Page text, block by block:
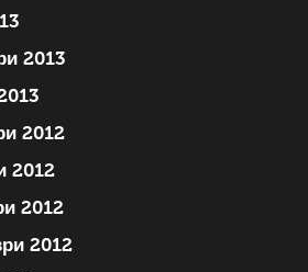
2013
2012
2012
2012
2012